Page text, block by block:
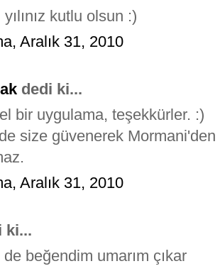
kutlu olsun :)
Aralık 31, 2010
dedi ki...
bir uygulama, teşekkürler. :)
size güvenerek Mormani'den
Aralık 31, 2010
ki...
beğendim umarım çıkar